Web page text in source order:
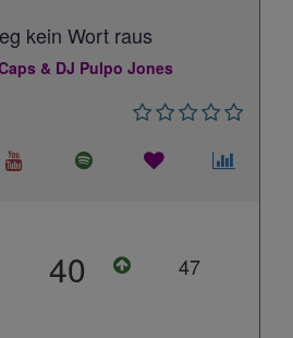
kein Wort raus
& DJ Pulpo Jones
40 47